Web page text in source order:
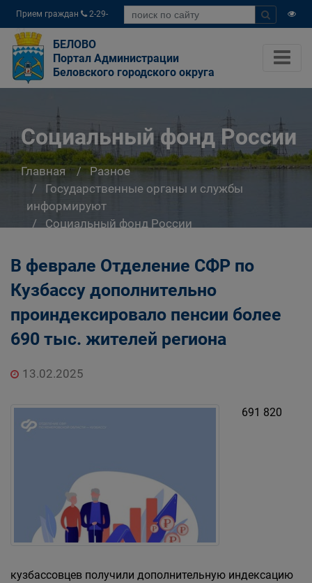
Прием граждан
2-29-
04
БЕЛОВО
Портал Администрации
Беловского городского округа
Социальный фонд России
Главная
Разное
Государственные органы и службы
информируют
Социальный фонд России
В феврале Отделение СФР по
Кузбассу дополнительно
проиндексировало пенсии более
690 тыс. жителей региона
13.02.2025
691 820
кузбассовцев получили дополнительную индексацию